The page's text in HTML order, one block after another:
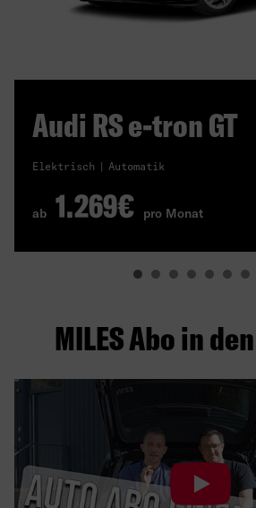
Audi RS e-tron GT
Elektrisch Automatik
ab 1.269€ pro Monat
MILES Abo in